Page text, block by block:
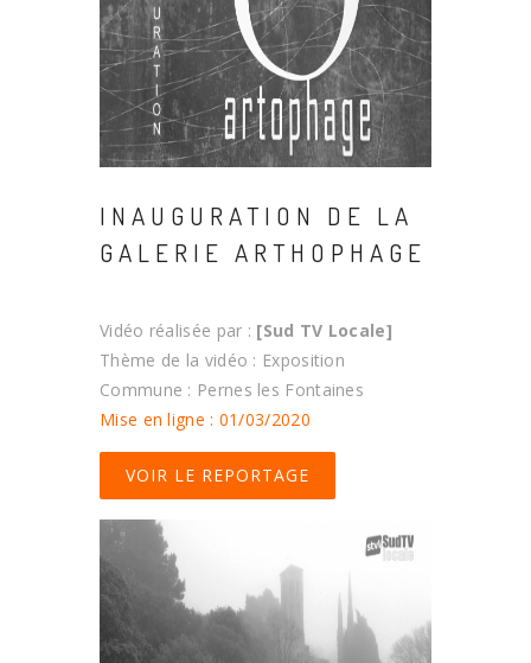
INAUGURATION DE LA
GALERIE ARTHOPHAGE
Vidéo réalisée par : [Sud TV Locale]
Thème de la vidéo : Exposition
Commune : Pernes les Fontaines
Mise en ligne : 01/03/2020
VOIR LE REPORTAGE